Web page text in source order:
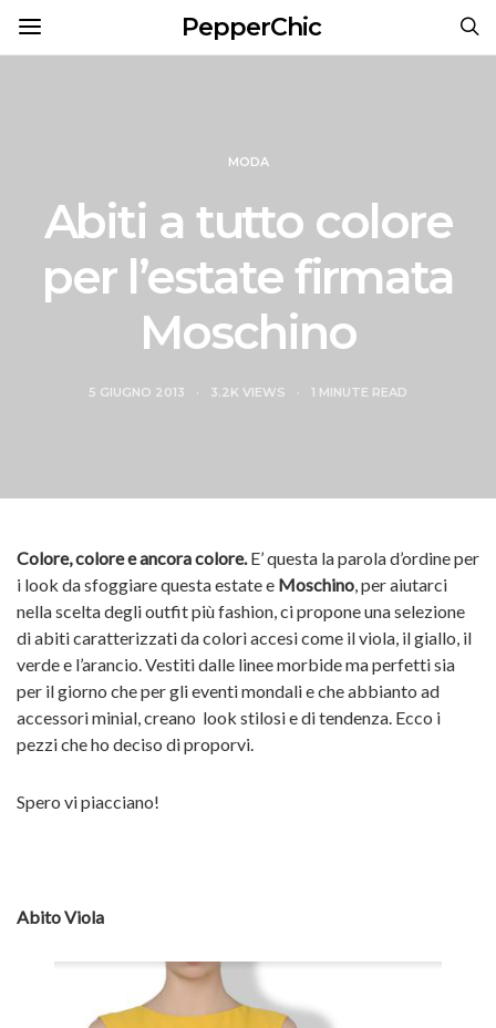
PepperChic
MODA
Abiti a tutto colore
per l’estate firmata
Moschino
5 GIUGNO 2013 3.2K VIEWS 1 MINUTE READ
Colore, colore e ancora colore.E’ questa la parola d’ordine per
i look da sfoggiare questa estate e Moschino, per aiutarci
nella scelta degli outfit più fashion, ci propone una selezione
di abiti caratterizzati da colori accesi come il viola, il giallo, il
verde e l’arancio. Vestiti dalle linee morbide ma perfetti sia
per il giorno che per gli eventi mondali e che abbianto ad
accessori minial, creano look stilosi e di tendenza. Ecco i
pezzi che ho deciso di proporvi.
Spero vi piacciano!
Abito Viola